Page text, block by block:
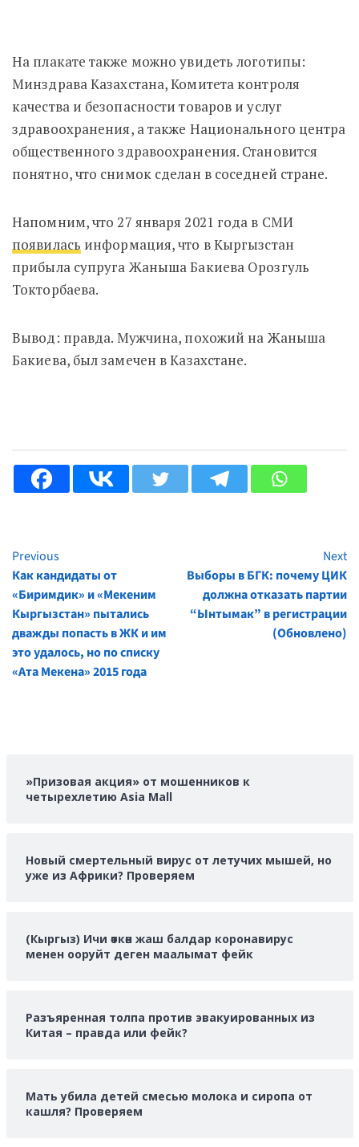
На плакате также можно увидеть логотипы:
Минздрава Казахстана, Комитета контроля
качества и безопасности товаров и услуг
здравоохранения, а также Национального центра
общественного здравоохранения. Становится
понятно, что снимок сделан в соседней стране.
Напомним, что 27 января 2021 года в СМИ
появилась информация, что в Кыргызстан
прибыла супруга Жаныша Бакиева Орозгуль
Токторбаева.
Вывод: правда. Мужчина, похожий на Жаныша
Бакиева, был замечен в Казахстане.
Continue
Reading
Previous
Как кандидаты от
«Биримдик» и «Мекеним
Кыргызстан» пытались
дважды попасть в ЖК и им
это удалось, но по списку
«Ата Мекена» 2015 года
Next
Выборы в БГК: почему ЦИК
должна отказать партии
“Ынтымак” в регистрации
(Обновлено)
»Призовая акция» от мошенников к
четырехлетию Asia Mall
Новый смертельный вирус от летучих мышей, но
уже из Африки? Проверяем
(Кыргыз) Ичи өткөн жаш балдар коронавирус
менен ооруйт деген маалымат фейк
Разъяренная толпа против эвакуированных из
Китая – правда или фейк?
Мать убила детей смесью молока и сиропа от
кашля? Проверяем